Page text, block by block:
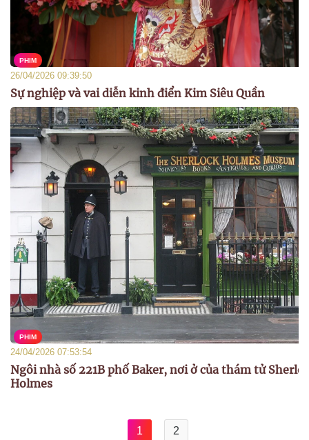
PHIM
26/04/2026 09:39:50
Sự nghiệp và vai diễn kinh điển Kim Siêu Quần
PHIM
24/04/2026 07:53:54
Ngôi nhà số 221B phố Baker, nơi ở của thám tử
Holmes
1 2